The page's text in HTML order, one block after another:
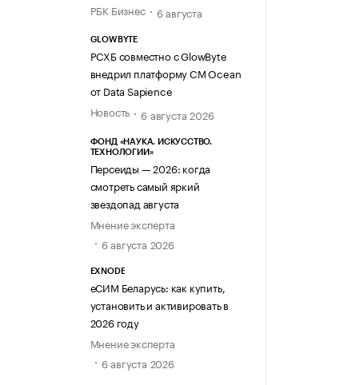
РБК Бизнес
6 августа
GLOWBYTE
РСХБ совместно с GlowByte
внедрил платформу CM Ocean
от Data Sapience
Новость
6 августа 2026
ФОНД «НАУКА. ИСКУССТВО.
ТЕХНОЛОГИИ»
Персеиды — 2026: когда
смотреть самый яркий
звездопад августа
Мнение эксперта
6 августа 2026
EXNODE
еСИМ Беларусь: как купить,
установить и активировать в
2026 году
Мнение эксперта
6 августа 2026